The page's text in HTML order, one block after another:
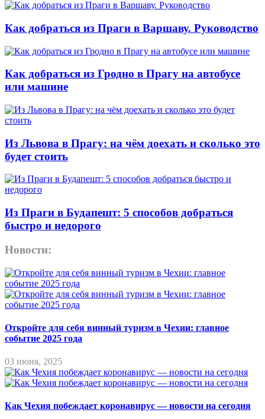
Как добраться из Праги в Варшаву. Руководство
Как добраться из Гродно в Прагу на автобусе
или машине
Из Львова в Прагу: на чём доехать и сколько это
будет стоить
Из Праги в Будапешт: 5 способов добраться
быстро и недорого
Новости:
Откройте для себя винный туризм в Чехии: главное
событие 2025 года
03 июня, 2025
Как Чехия побеждает коронавирус — новости на сегодня